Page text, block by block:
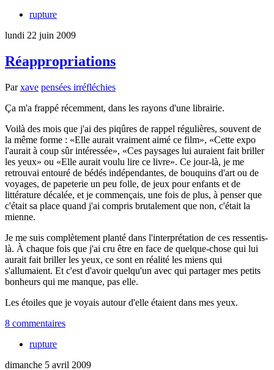
rupture
lundi 22 juin 2009
Réappropriations
Parxave pensées irréfléchies
Ça m'a frappé récemment, dans les rayons d'une librairie.
Voilà des mois que j'ai des piqûres de rappel régulières, souvent de
la même forme :
Elle aurait vraiment aimé ce film ,
Cette expo
l'aurait à coup sûr intéressée ,
Ces paysages lui auraient fait briller
les yeux
ou Elle aurait voulu lire ce livre . Ce jour-là, je me
retrouvai entouré de bédés indépendantes, de bouquins d'art ou de
voyages, de papeterie un peu folle, de jeux pour enfants et de
littérature décalée, et je commençais, une fois de plus, à penser que
c'était sa place quand j'ai compris brutalement que non, c'était la
mienne.
Je me suis complètement planté dans l'interprétation de ces ressentis-
là. À chaque fois que j'ai cru être en face de quelque-chose qui lui
aurait fait briller les yeux, ce sont en réalité les miens qui
s'allumaient. Et c'est d'avoir quelqu'un avec qui partager mes petits
bonheurs qui me manque, pas elle.
Les étoiles que je voyais autour d'elle étaient dans mes yeux.
8 commentaires
rupture
dimanche 5 avril 2009